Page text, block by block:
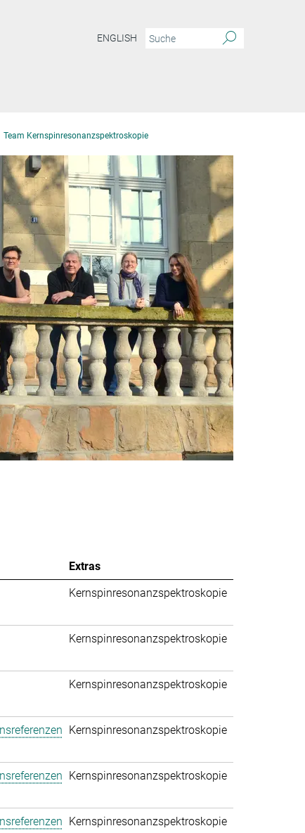
ENGLISH
Team Kernspinresonanzspektroskopie
Extras
Kernspinresonanzspektroskopie
Kernspinresonanzspektroskopie
Kernspinresonanzspektroskopie
Kernspinresonanzspektroskopie
Kernspinresonanzspektroskopie
Kernspinresonanzspektroskopie